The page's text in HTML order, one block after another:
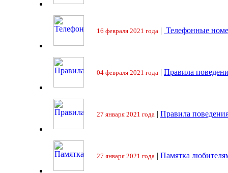
16 февраля 2021 года | Телефонные
04 февраля 2021 года | Правила
27 января 2021 года | Правила
27 января 2021 года | Памятка